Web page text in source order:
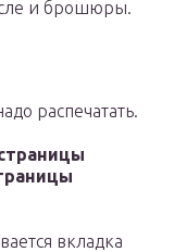
и брошюры.
распечатать.
вкладка